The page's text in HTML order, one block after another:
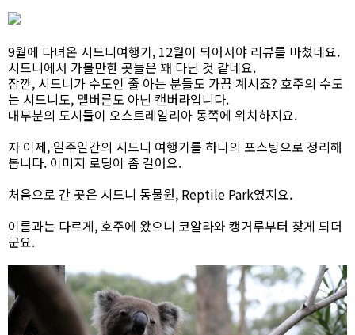
9월에 다녀온 시드니여행기, 12월이 되어서야 리뷰를 마쳤네요.
시드니에서 가볼만한 곳들은 꽤 다닌 것 같네요.
잠깐, 시드니가 수도인 줄 아는 분들도 가끔 계시죠? 호주의 수도
는 시드니도, 멜버른도 아닌 캔버라입니다.
대부분의 도시들이 오스트레일리아 동쪽에 위치하지요.
자 이제, 일주일간의 시드니 여행기를 하나의 포스팅으로 정리해
봅니다. 이미지 로딩이 좀 길어요.
처음으로 간 곳은 시드니 동물원, Reptile Park였지요.
이름과는 다르게, 호주에 왔으니 코알라와 캥거루부터 찾게 되더
군요.